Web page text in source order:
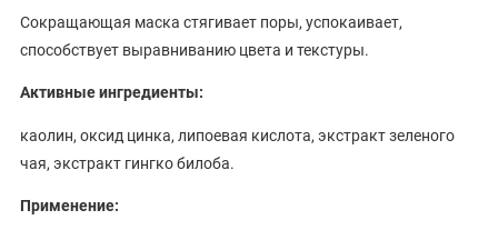
Сокращающая маска стягивает поры, успокаивает,
способствует выравниванию цвета и текстуры.
Активные ингредиенты:
каолин, оксид цинка, липоевая кислота, экстракт зеленого
чая, экстракт гингко билоба.
Применение: